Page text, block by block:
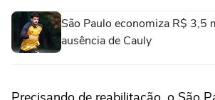
São Paulo economiza R$ 3,5
ausência de Cauly